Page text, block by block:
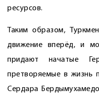
ресурсов.
Таким образом,
движение вперёд, и
придают начатые
претворяемые в жизнь
Сердара